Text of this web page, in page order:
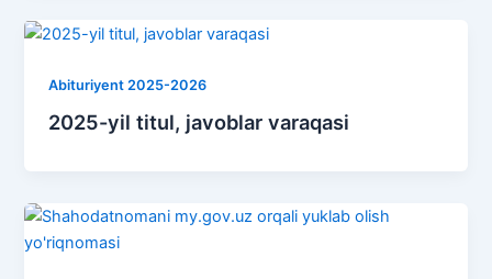
Abituriyent 2025-2026
2025-yil titul, javoblar varaqasi